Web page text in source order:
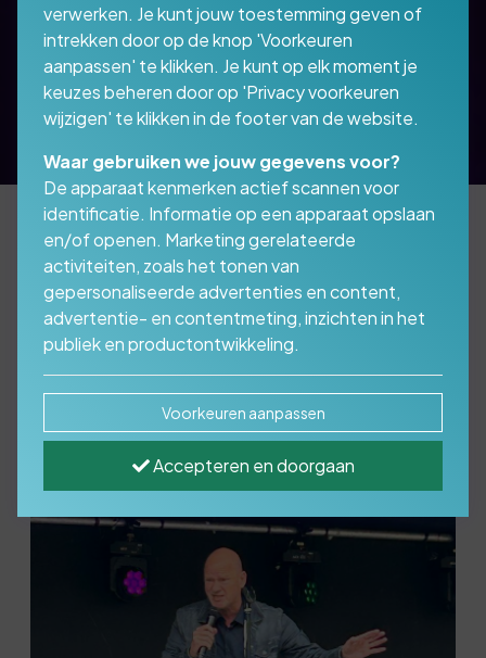
Artiest boeken voor je
evenement
verwerken. Je kunt jouw toestemming geven of
intrekken door op de knop 'Voorkeuren
aanpassen' te klikken. Je kunt op elk moment je
keuzes beheren door op 'Privacy voorkeuren
wijzigen' te klikken in de footer van de website.
Waar gebruiken we jouw gegevens voor?
De apparaat kenmerken actief scannen voor
identificatie. Informatie op een apparaat opslaan
en/of openen. Marketing gerelateerde
activiteiten, zoals het tonen van
gepersonaliseerde advertenties en content,
advertentie- en contentmeting, inzichten in het
publiek en productontwikkeling.
Voorkeuren aanpassen
Accepteren en doorgaan